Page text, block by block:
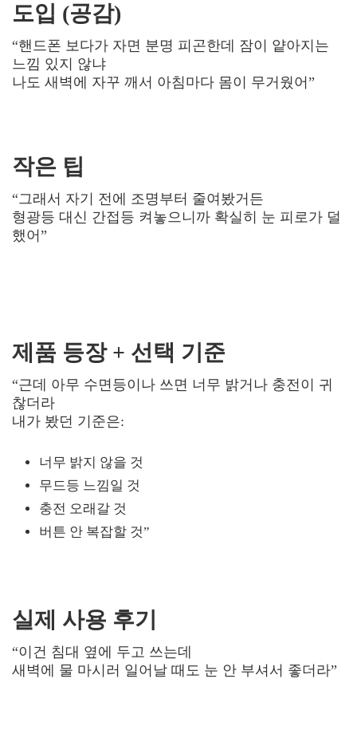
도입 (공감)
“핸드폰 보다가 자면 분명 피곤한데 잠이 얕아지는
느낌 있지 않냐
나도 새벽에 자꾸 깨서 아침마다 몸이 무거웠어”
작은 팁
“그래서 자기 전에 조명부터 줄여봤거든
형광등 대신 간접등 켜놓으니까 확실히 눈 피로가 덜
했어”
제품 등장 + 선택 기준
“근데 아무 수면등이나 쓰면 너무 밝거나 충전이 귀
찮더라
내가 봤던 기준은:
너무 밝지 않을 것
무드등 느낌일 것
충전 오래갈 것
버튼 안 복잡할 것”
실제 사용 후기
“이건 침대 옆에 두고 쓰는데
새벽에 물 마시러 일어날 때도 눈 안 부셔서 좋더라”